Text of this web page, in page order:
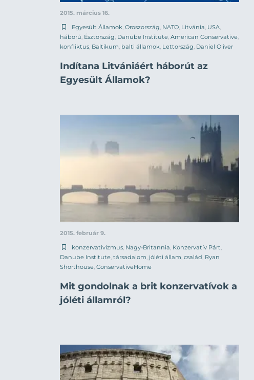
2015. március 16.
Egyesült Államok Oroszország NATO Litvánia USA
háború Észtország Danube Institute American Conservative
konfliktus Baltikum balti államok Lettország Daniel Oliver
Indítana Litvániáért háborút az
Egyesült Államok?
2015. február 9.
konzervativizmus, Nagy-Britannia, Konzervatív Párt,
Danube Institute, társadalom, jóléti állam, család, Ryan
Shorthouse, ConservativeHome
Mit gondolnak a brit konzervatívok a
jóléti államról?